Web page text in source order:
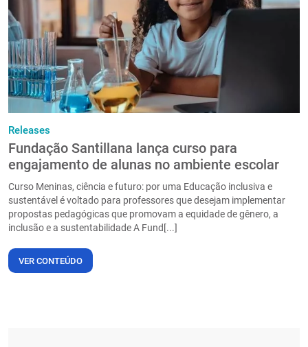
Releases
Fundação Santillana lança curso para
engajamento de alunas no ambiente escolar
Curso Meninas, ciência e futuro: por uma Educação inclusiva e
sustentável é voltado para professores que desejam implementar
propostas pedagógicas que promovam a equidade de gênero, a
inclusão e a sustentabilidade A Fund[...]
VER CONTEÚDO